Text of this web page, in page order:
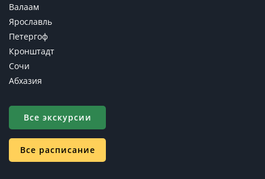
Валаам
Ярославль
Петергоф
Кронштадт
Сочи
Абхазия
Все экскурсии
Все расписание